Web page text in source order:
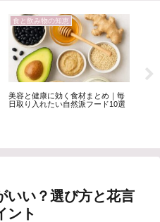
食と飲み物の知恵
美容と健康に効く食材まとめ｜毎
日取り入れたい自然派フード10選
いい？選び方と花言
ント